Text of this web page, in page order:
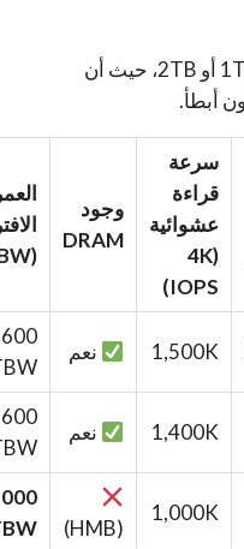
الأرقام تعتمد على سعة 1TB أو 2TB، حيث أن
سرعة
قراءة
عشوائية
(4K
IOPS)
وجود
DRAM
(TBW)
1,500K نعم
600
1,400K نعم
600
1,000K
(HMB)